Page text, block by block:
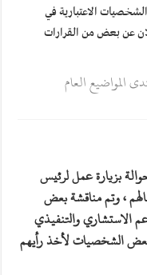
الاعتبارية في
عن بعض من القرارات
المواضيع العام
بزيارة عمل لرئيس
، وتم مناقشة بعض
الاستشاري والتنفيذي
الشخصيات لأخذ رأيهم